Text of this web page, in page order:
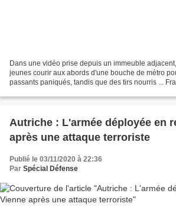
Dans une vidéo prise depuis un immeuble
jeunes courir aux abords d'une bouche de métro
passants paniqués, tandis que des tirs nourris ...
Autriche : L'armée déployée en
après une attaque terroriste
Publié le 03/11/2020 à 22:36
Par Spécial Défense